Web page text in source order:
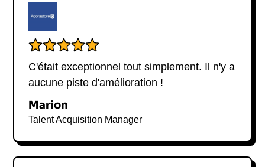
C'était exceptionnel tout simplement. Il n'y a
aucune piste d'amélioration !
Marion
Talent Acquisition Manager